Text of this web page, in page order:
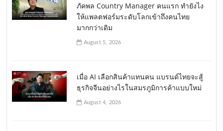
ภัคพล Country Manager คนแรก ทำยังไง
ให้แพลตฟอร์มระดับโลกเข้าถึงคนไทย
มากกว่าเดิม
August 5, 2026
เมื่อ AI เลือกสินค้าแทนคน แบรนด์ไทยจะสู้
ธุรกิจจีนอย่างไรในสมรภูมิการค้าแบบใหม่
August 4, 2026